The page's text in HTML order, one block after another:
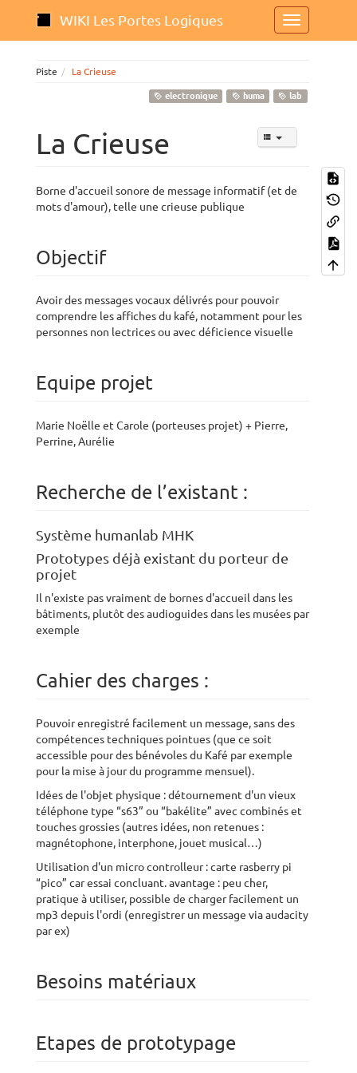
WIKI Les Portes Logiques
Piste La Crieuse
electronique huma lab
La Crieuse
Borne d'accueil sonore de message informatif (et de
mots d'amour), telle une crieuse publique
Objectif
Avoir des messages vocaux délivrés pour pouvoir
comprendre les affiches du kafé, notamment pour les
personnes non lectrices ou avec déficience visuelle
Equipe projet
Marie Noëlle et Carole (porteuses projet) + Pierre,
Perrine, Aurélie
Recherche de l’existant :
Système humanlab MHK
Prototypes déjà existant du porteur de
projet
Il n'existe pas vraiment de bornes d'accueil dans les
bâtiments, plutôt des audioguides dans les musées par
exemple
Cahier des charges :
Pouvoir enregistré facilement un message, sans des
compétences techniques pointues (que ce soit
accessible pour des bénévoles du Kafé par exemple
pour la mise à jour du programme mensuel).
Idées de l'objet physique : détournement d'un vieux
téléphone type “s63” ou “bakélite” avec combinés et
touches grossies (autres idées, non retenues :
magnétophone, interphone, jouet musical…)
Utilisation d'un micro controlleur : carte rasberry pi
“pico” car essai concluant. avantage : peu cher,
pratique à utiliser, possible de charger facilement un
mp3 depuis l'ordi (enregistrer un message via audacity
par ex)
Besoins matériaux
Etapes de prototypage